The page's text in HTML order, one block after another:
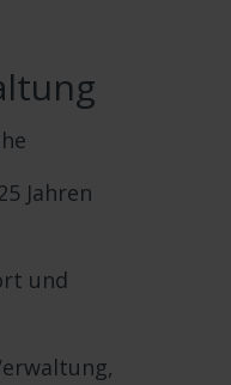
Jahren
und